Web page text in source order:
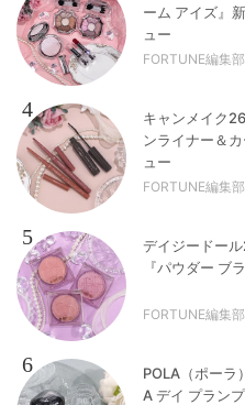
ーム アイズ』
ュー
FORTUNE編集部
4
キャンメイク
ンライナー＆
ュー
FORTUNE編集部
5
デイジードー
『パウダー ブ
FORTUNE編集部
6
POLA（ポーラ
A デイ プラン